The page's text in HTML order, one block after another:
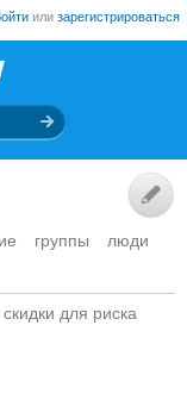
или зарегистрироваться
группы
люди
скидки для риска